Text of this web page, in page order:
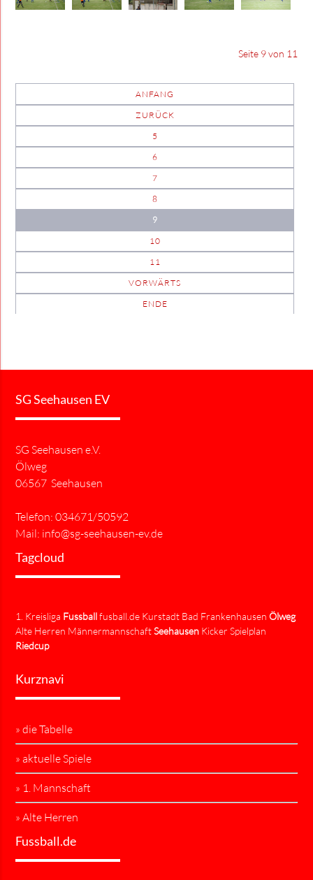
Seite 9 von 11
ANFANG
ZURÜCK
5
6
7
8
9
10
11
VORWÄRTS
ENDE
SG Seehausen EV
SG Seehausen e.V.
Ölweg
06567 Seehausen
Telefon: 034671/50592
Mail: info@sg-seehausen-ev.de
Tagcloud
1. Kreisliga Fussballfusball.de Kurstadt Bad FrankenhausenÖlweg
Alte Herren MännermannschaftSeehausen Kicker Spielplan
Riedcup
Kurznavi
» die Tabelle
» aktuelle Spiele
» 1. Mannschaft
» Alte Herren
Fussball.de